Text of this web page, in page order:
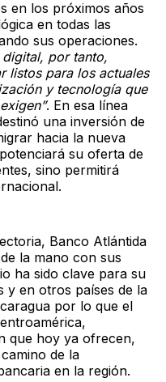
en los próximos años
en todas las
sus operaciones.
digital, por tanto,
listos para los actuales
y tecnología que
. En esa línea
una inversión de
hacia la nueva
su oferta de
sino permitirá
Banco Atlántida
la mano con sus
ha sido clave para su
y en otros países de la
por lo que el
que hoy ya ofrecen,
de la
en la región.